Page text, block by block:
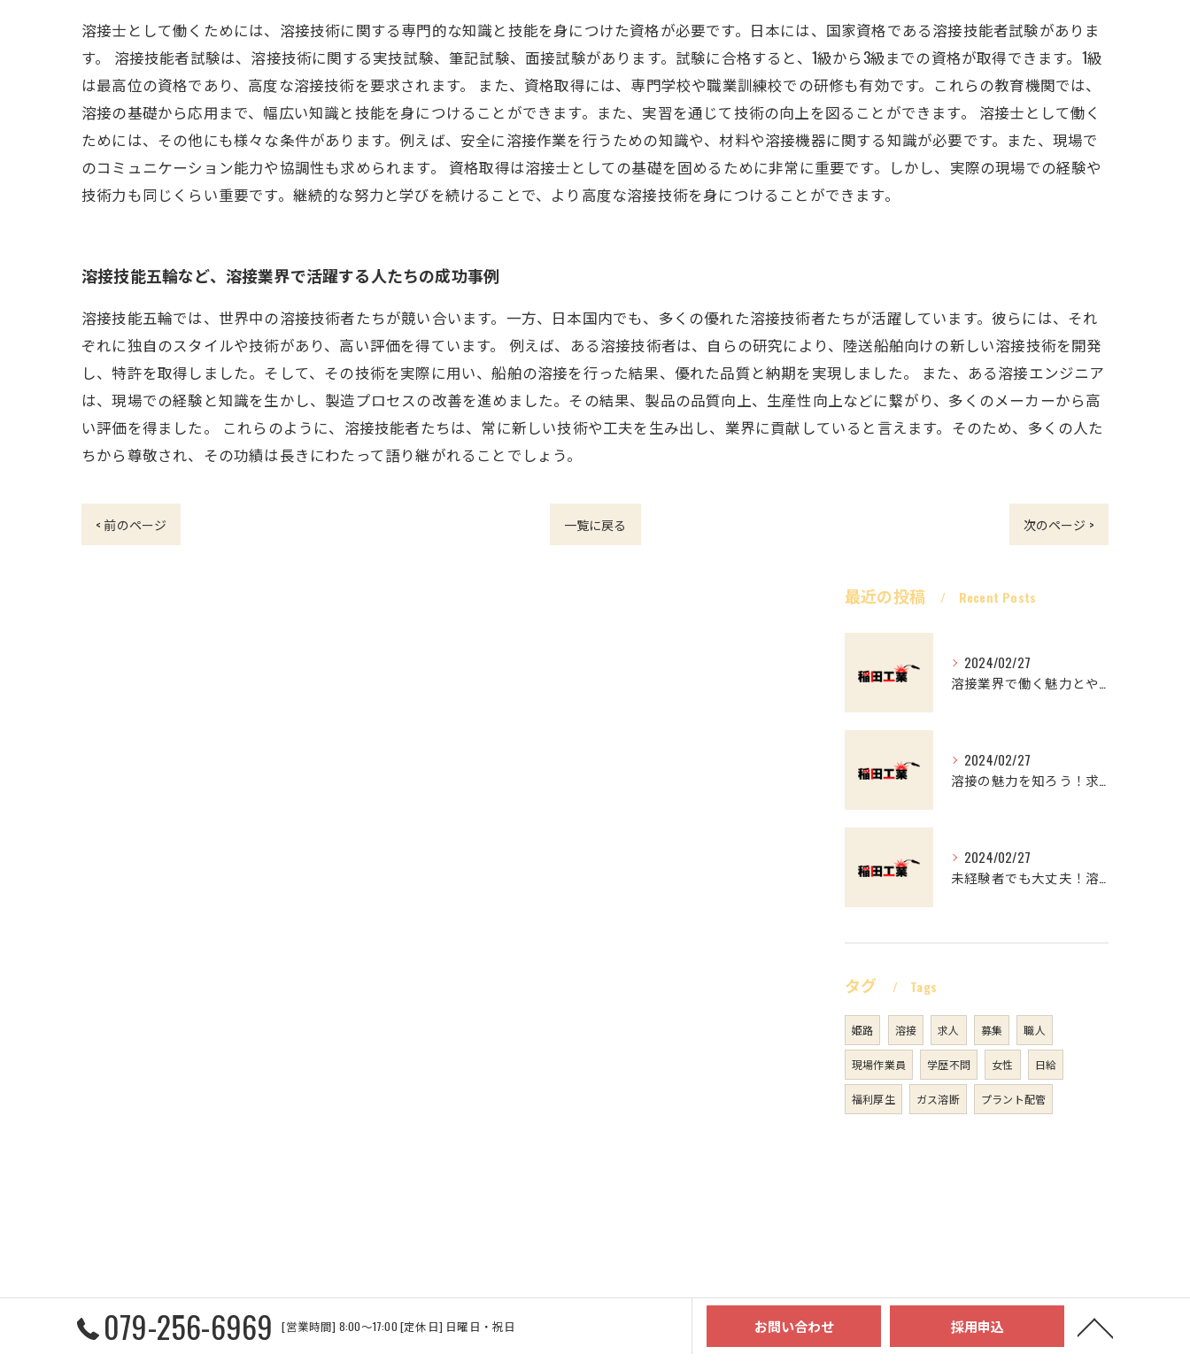
溶接士として働くためには、溶接技術に関する専門的な知識と技能を身につけた資格が必要です。日本には、国家資格である溶接技能者試験がありま
す。 溶接技能者試験は、溶接技術に関する実技試験、筆記試験、面接試験があります。試験に合格すると、1級から3級までの資格が取得できます。1級
は最高位の資格であり、高度な溶接技術を要求されます。 また、資格取得には、専門学校や職業訓練校での研修も有効です。これらの教育機関では、
溶接の基礎から応用まで、幅広い知識と技能を身につけることができます。また、実習を通じて技術の向上を図ることができます。 溶接士として働く
ためには、その他にも様々な条件があります。例えば、安全に溶接作業を行うための知識や、材料や溶接機器に関する知識が必要です。また、現場で
のコミュニケーション能力や協調性も求められます。 資格取得は溶接士としての基礎を固めるために非常に重要です。しかし、実際の現場での経験や
技術力も同じくらい重要です。継続的な努力と学びを続けることで、より高度な溶接技術を身につけることができます。
溶接技能五輪など、溶接業界で活躍する人たちの成功事例
溶接技能五輪では、世界中の溶接技術者たちが競い合います。一方、日本国内でも、多くの優れた溶接技術者たちが活躍しています。彼らには、それ
ぞれに独自のスタイルや技術があり、高い評価を得ています。 例えば、ある溶接技術者は、自らの研究により、陸送船舶向けの新しい溶接技術を開発
し、特許を取得しました。そして、その技術を実際に用い、船舶の溶接を行った結果、優れた品質と納期を実現しました。 また、ある溶接エンジニア
は、現場での経験と知識を生かし、製造プロセスの改善を進めました。その結果、製品の品質向上、生産性向上などに繋がり、多くのメーカーから高
い評価を得ました。 これらのように、溶接技能者たちは、常に新しい技術や工夫を生み出し、業界に貢献していると言えます。そのため、多くの人た
ちから尊敬され、その功績は長きにわたって語り継がれることでしょう。
< 前のページ 一覧に戻る 次のページ >
最近の投稿 Recent Posts
2024/02/27
溶接業界で働く魅力とやりがい マイナスイメージを覆す
2024/02/27
溶接の魅力を知ろう！求職者必見の溶接工事のススメ
2024/02/27
未経験者でも大丈夫！溶接業界で働くやりがいと魅力
タグ Tags
姫路 溶接 求人 募集 職人
現場作業員 学歴不問 女性 日給
福利厚生 ガス溶断 プラント配管
079-256-6969 [営業時間] 8:00〜17:00 [定休日] 日曜日・祝日 お問い合わせ 採用申込